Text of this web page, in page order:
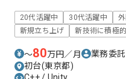
20代活躍中 30代活躍中
新規立ち上げ
新技術に積極的
〜80万円／月 業務委
初台(東京都)